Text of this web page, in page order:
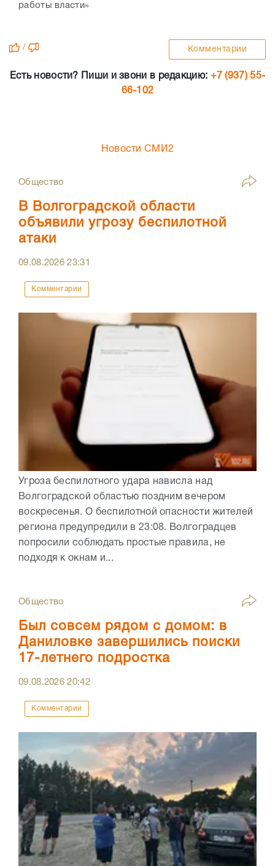
работы власти»
/ Комментарии
Есть новости? Пиши и звони в редакцию: +7 (937) 55-
66-102
Новости СМИ2
Общество
В Волгоградской области
объявили угрозу беспилотной
атаки
09.08.202623:31
Комментарии
Угроза беспилотного удара нависла над
Волгоградской областью поздним вечером
воскресенья. О беспилотной опасности жителей
региона предупредили в 23:08. Волгоградцев
попросили соблюдать простые правила, не
подходя к окнам и...
Общество
Был совсем рядом с домом: в
Даниловке завершились поиски
17-летнего подростка
09.08.202620:42
Комментарии